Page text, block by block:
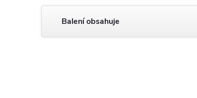
Balení obsahuje